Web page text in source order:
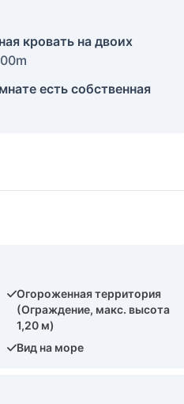
кровать на двоих
есть собственная
Огороженная территория
(Ограждение, макс. высота
1,20 м)
Вид на море